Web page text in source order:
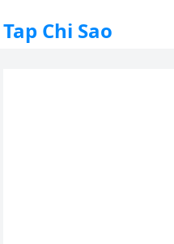
Tap Chi Sao